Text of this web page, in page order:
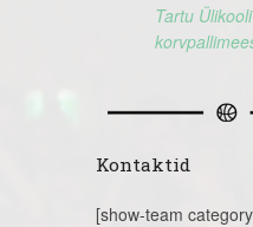
Tartu Ülikooli
Kontaktid
[show-team